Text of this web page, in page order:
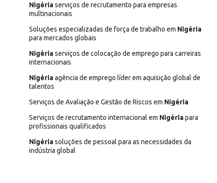
Nigériaserviços de recrutamento para empresas
multinacionais
Soluções especializadas de força de trabalho em Nigéria
para mercados globais
Nigériaserviços de colocação de emprego para carreiras
internacionais
Nigériaagência de emprego líder em aquisição global de
talentos
Serviços de Avaliação e Gestão de Riscos em Nigéria
Serviços de recrutamento internacional em Nigériapara
profissionais qualificados
Nigériasoluções de pessoal para as necessidades da
indústria global